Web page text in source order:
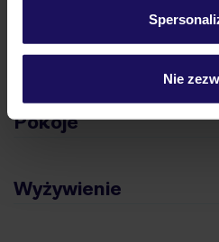
Nie
Hotel
Pokoje
Wyżywienie